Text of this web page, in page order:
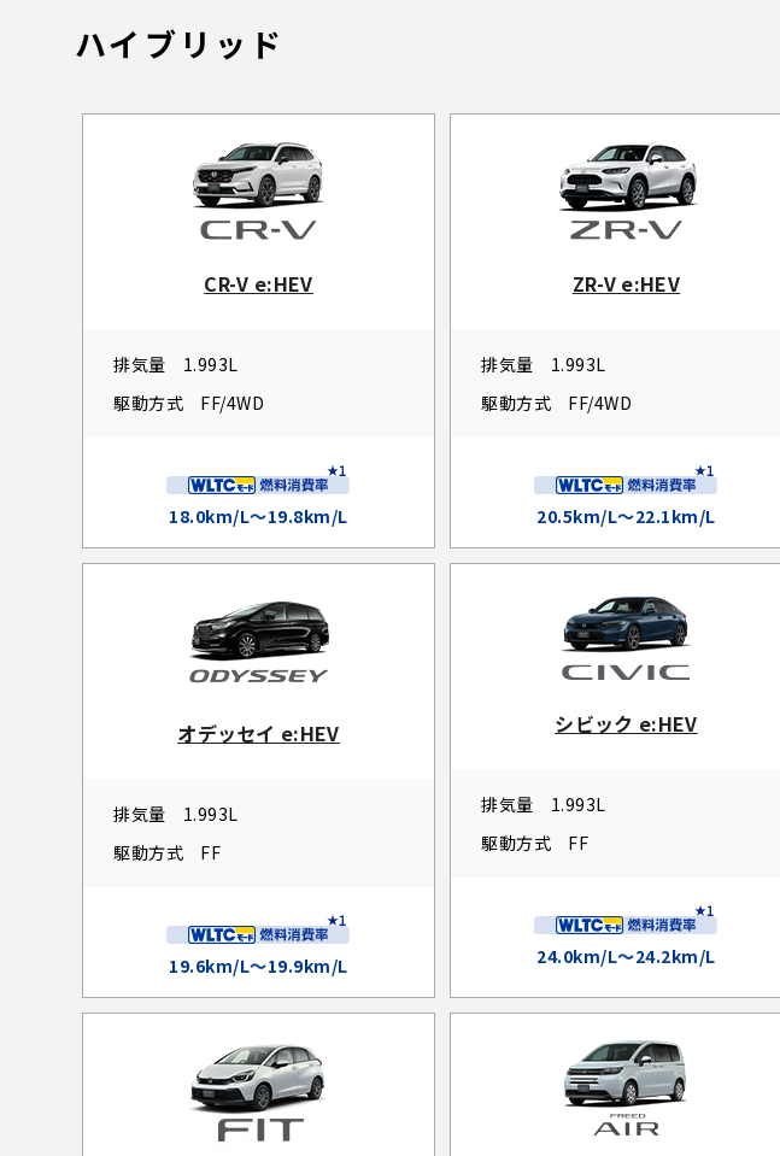
ハイブリッド
CR-V e:HEV
排気量
1.993L
駆動方式
FF/4WD
18.0km/L～19.8km/L
ZR-V e:HEV
排気量
1.993L
駆動方式
FF/4WD
20.5km/L～22.1km/L
オデッセイ e:HEV
排気量
1.993L
駆動方式
FF
19.6km/L～19.9km/L
シビック e:HEV
排気量
1.993L
駆動方式
FF
24.0km/L～24.2km/L